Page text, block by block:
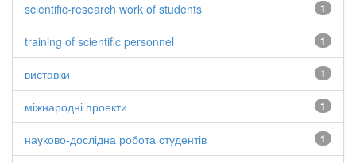
1
scientific-research work of students
1
training of scientific personnel
1
виставки
1
міжнародні проекти
1
науково-дослідна робота студентів